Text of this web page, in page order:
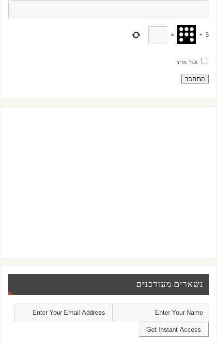
5
+
=
זכור אותי
התחבר
נשארים מעודכנים